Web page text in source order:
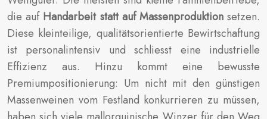
die auf Handarbeit statt auf Massenproduktionsetzen.
Diese kleinteilige, qualitätsorientierte Bewirtschaftung
ist personalintensiv und schliesst eine industrielle
Effizienz aus. Hinzu kommt eine bewusste
Premiumpositionierung: Um nicht mit den günstigen
Massenweinen vom Festland konkurrieren zu müssen,